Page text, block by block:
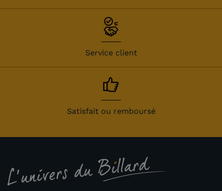
Service client
Satisfait ou remboursé